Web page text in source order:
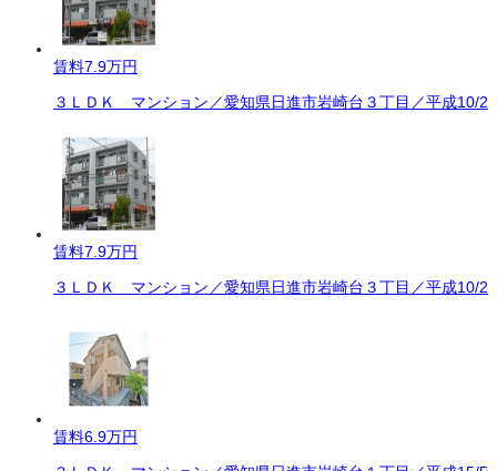
賃料7.9万円
３ＬＤＫ マンション／愛知県日進市岩崎台３丁目／平成10/2
賃料7.9万円
３ＬＤＫ マンション／愛知県日進市岩崎台３丁目／平成10/2
賃料6.9万円